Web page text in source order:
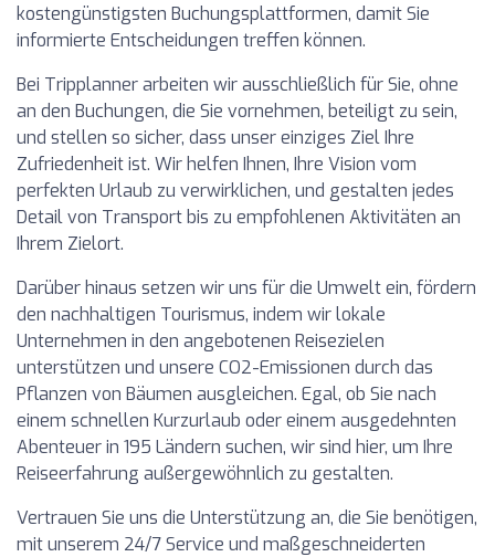
kostengünstigsten Buchungsplattformen, damit Sie
informierte Entscheidungen treffen können.
Bei Tripplanner arbeiten wir ausschließlich für Sie, ohne
an den Buchungen, die Sie vornehmen, beteiligt zu sein,
und stellen so sicher, dass unser einziges Ziel Ihre
Zufriedenheit ist. Wir helfen Ihnen, Ihre Vision vom
perfekten Urlaub zu verwirklichen, und gestalten jedes
Detail von Transport bis zu empfohlenen Aktivitäten an
Ihrem Zielort.
Darüber hinaus setzen wir uns für die Umwelt ein, fördern
den nachhaltigen Tourismus, indem wir lokale
Unternehmen in den angebotenen Reisezielen
unterstützen und unsere CO2-Emissionen durch das
Pflanzen von Bäumen ausgleichen. Egal, ob Sie nach
einem schnellen Kurzurlaub oder einem ausgedehnten
Abenteuer in 195 Ländern suchen, wir sind hier, um Ihre
Reiseerfahrung außergewöhnlich zu gestalten.
Vertrauen Sie uns die Unterstützung an, die Sie benötigen,
mit unserem 24/7 Service und maßgeschneiderten